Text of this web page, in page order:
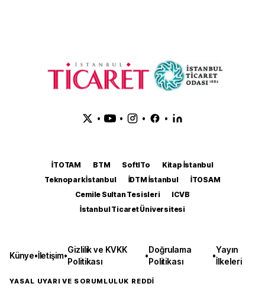
• • • •
İTOTAM BTM SoftITo
Kitap İstanbul
Teknopark İstanbul
İDTM İstanbul
İTOSAM
Cemile Sultan Tesisleri
ICVB
İstanbul Ticaret Üniversitesi
Künye•İletişim•
Gizlilik ve KVKK
Politikası
•
Doğrulama
Politikası
•
Yayın
İlkeleri
YASAL UYARI VE SORUMLULUK REDDİ